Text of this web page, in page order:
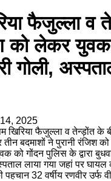
फैजुल्ला व
को लेकर
गोली,
2025
खिरिया फैजुल्ला व तेन्ड़ोंत के
तीन बदमाशों ने पुरानी रंजिश
को गोंदन पुलिस के द्वारा
लाया गया जहां पर घायल
32 वर्षीय रणवीर उर्फ